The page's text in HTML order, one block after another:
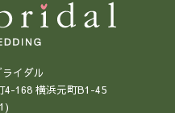
イダル
4-168 横浜元町B1-45